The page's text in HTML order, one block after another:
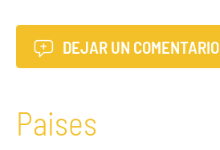
DEJAR UN COMENTARIO
Paises